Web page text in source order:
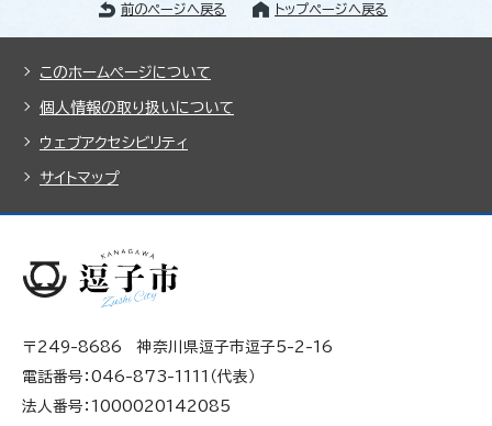
前のページへ戻る トップページへ戻る
このホームページについて
個人情報の取り扱いについて
ウェブアクセシビリティ
サイトマップ
〒249-8686 神奈川県逗子市逗子5-2-16
電話番号：046-873-1111（代表）
法人番号：1000020142085